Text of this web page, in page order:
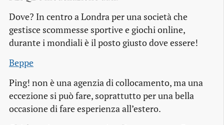
Dove? In centro a Londra per una società che
gestisce scommesse sportive e giochionline,
durante i mondiali è il posto giusto dove essere!
Beppe
Ping! non è una agenzia di collocamento, ma una
eccezione si può fare, soprattutto per una bella
occasione di fare esperienza all’estero.